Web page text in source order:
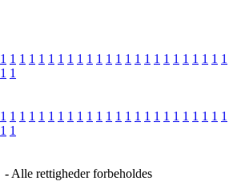
1 1 1 1 1 1 1 1 1 1 1 1 1 1 1 1 1 1 1 1 1 1 1 1
1 1
1 1 1 1 1 1 1 1 1 1 1 1 1 1 1 1 1 1 1 1 1 1 1 1
1 1
- Alle rettigheder forbeholdes